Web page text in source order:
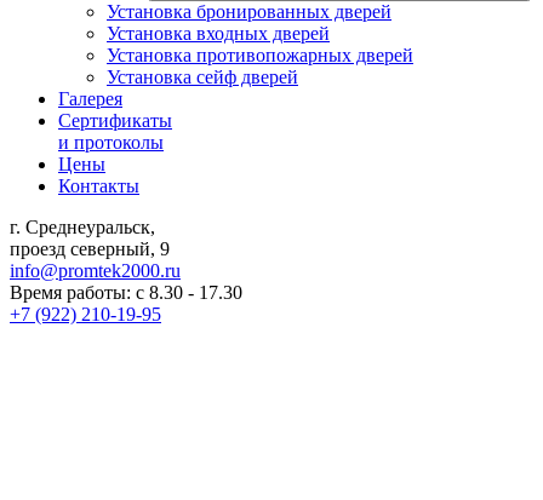
Установка бронированных дверей
Установка входных дверей
Установка противопожарных дверей
Установка сейф дверей
Галерея
Сертификаты
и протоколы
Цены
Контакты
г. Среднеуральск,
проезд северный, 9
info@promtek2000.ru
Время работы: с 8.30 - 17.30
+7 (922) 210-19-95